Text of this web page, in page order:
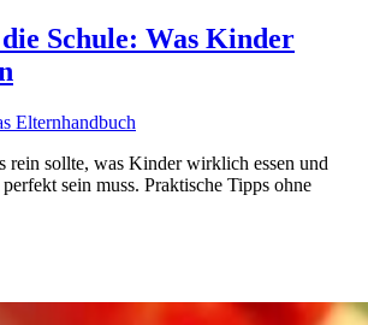
Schule: Was Kinder
Elternhandbuch
rein sollte, was Kinder wirklich essen und
sein muss. Praktische Tipps ohne